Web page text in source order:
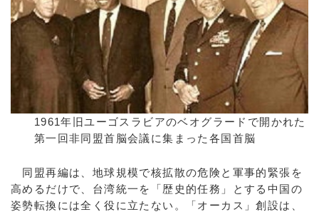
1961年旧ユーゴスラビアのベオグラードで開かれた
第一回非同盟首脳会議に集まった各国首脳
同盟再編は、地球規模で核拡散の危険と軍事的緊張を
高めるだけで、台湾統一を「歴史的任務」とする中国の
姿勢転換には全く役に立たない。「オーカス」創設は、